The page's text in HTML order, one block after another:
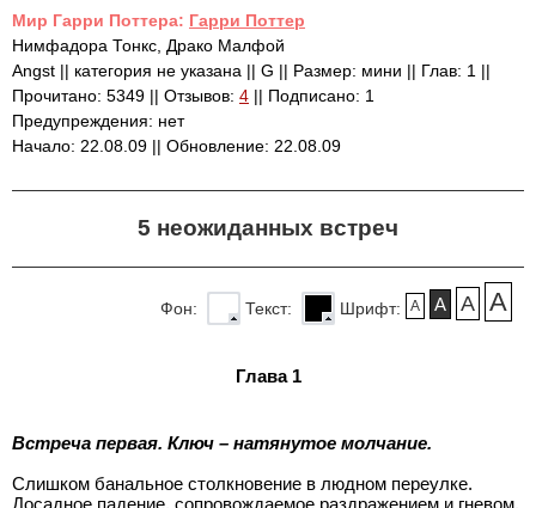
Mир Гарри Поттера: Гарри Поттер
Нимфадора Тонкс, Драко Малфой
Angst || категория не указана || G || Размер: мини || Глав: 1 ||
Прочитано: 5349 || Отзывов: 4 || Подписано: 1
Предупреждения: нет
Начало: 22.08.09 || Обновление: 22.08.09
5 неожиданных встреч
A A A A
Шрифт:
Текст:
Фон:
Глава 1
Встреча первая. Ключ – натянутое молчание.
Слишком банальное столкновение в людном переулке.
Досадное падение, сопровождаемое раздражением и гневом.